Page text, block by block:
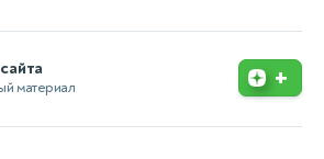
материал +